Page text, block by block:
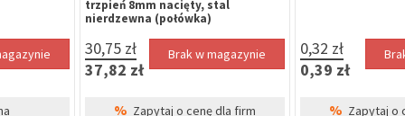
9,75 zł
11,99 zł
Brak w magazynie
% Zapytaj o cenę dla firm
90,45 zł
111,25 zł